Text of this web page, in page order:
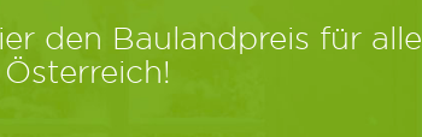
den Baulandpreis für alle